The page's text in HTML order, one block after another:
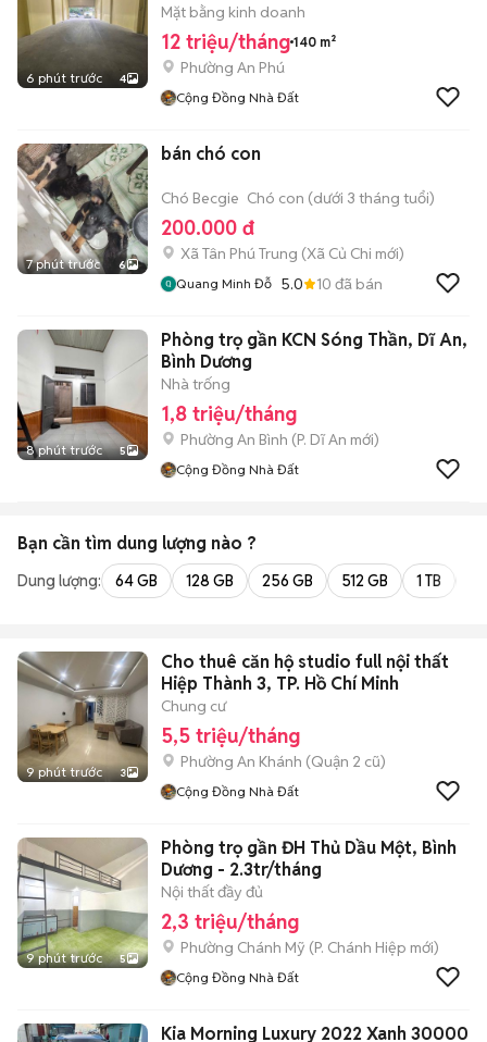
6 phút trước 4
Mặt bằng kinh doanh
12 triệu/tháng 140 m²
Phường An Phú
Cộng Đồng Nhà Đất
7 phút trước 6
bán chó con
Chó Becgie Chó con (dưới 3 tháng tuổi)
200.000 đ
Xã Tân Phú Trung (Xã Củ Chi mới)
Quang Minh Đỗ 5.0 10 đã bán
8 phút trước 5
Phòng trọ gần KCN Sóng Thần, Dĩ An,
Bình Dương
Nhà trống
1,8 triệu/tháng
Phường An Bình (P. Dĩ An mới)
Cộng Đồng Nhà Đất
Bạn cần tìm dung lượng nào ?
Dung lượng: 64 GB 128 GB 256 GB 512 GB 1 TB
9 phút trước 3
Cho thuê căn hộ studio full nội thất
Hiệp Thành 3, TP. Hồ Chí Minh
Chung cư
5,5 triệu/tháng
Phường An Khánh (Quận 2 cũ)
Cộng Đồng Nhà Đất
9 phút trước 5
Phòng trọ gần ĐH Thủ Dầu Một, Bình
Dương - 2.3tr/tháng
Nội thất đầy đủ
2,3 triệu/tháng
Phường Chánh Mỹ (P. Chánh Hiệp mới)
Cộng Đồng Nhà Đất
Kia Morning Luxury 2022 Xanh 30000